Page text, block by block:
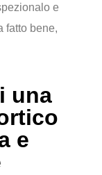
e
fatto bene,
una
e